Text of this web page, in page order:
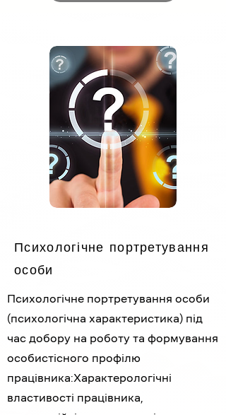
Психологічне портретування
особи
Психологічне портретування особи
(психологічна характеристика) під
час добору на роботу та формування
особистісного профілю
працівника:Характерологічні
властивості працівника,